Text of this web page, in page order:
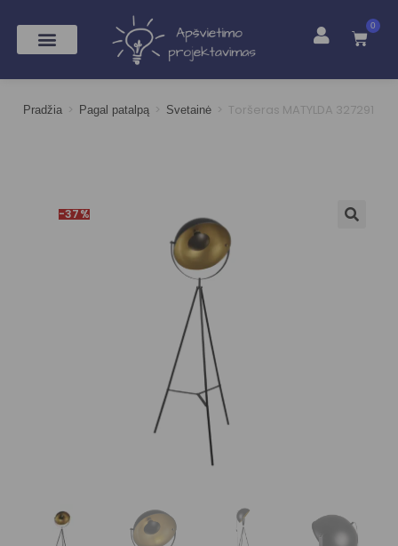
0
Pradžia > Pagal patalpą > Svetainė > Toršeras MATYLDA 327291
-37%